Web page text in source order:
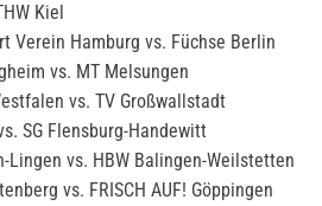
Kiel
Verein Hamburg vs. Füchse Berlin
vs. MT Melsungen
vs. TV Großwallstadt
SG Flensburg-Handewitt
Lingen vs. HBW Balingen-Weilstetten
vs. FRISCH AUF! Göppingen